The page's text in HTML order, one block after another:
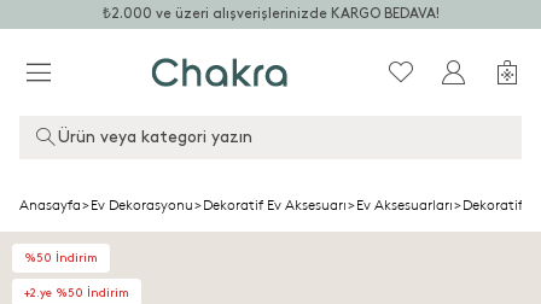
₺2.000 ve üzeri alışverişlerinizde KARGO BEDAVA!
Ürün veya kategori yazın
Anasayfa>Ev Dekorasyonu>Dekoratif Ev Aksesuarı>Ev Aksesuarları>Dekoratif
%50 İndirim
+2.ye %50 İndirim